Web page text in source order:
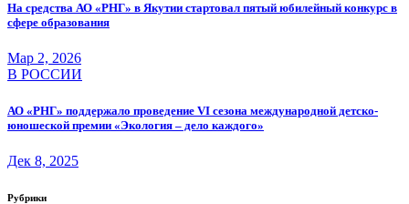
На средства АО «РНГ» в Якутии стартовал пятый юбилейный конкурс в
сфере образования
Мар 2, 2026
В РОССИИ
АО «РНГ» поддержало проведение VI сезона международной детско-
юношеской премии «Экология – дело каждого»
Дек 8, 2025
Рубрики